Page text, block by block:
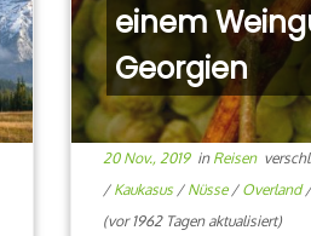
einem
Georgien
20 Nov., 2019in Reisen
/ Kaukasus / Nüsse / Overland
(vor 1962 Tagen aktualisiert)